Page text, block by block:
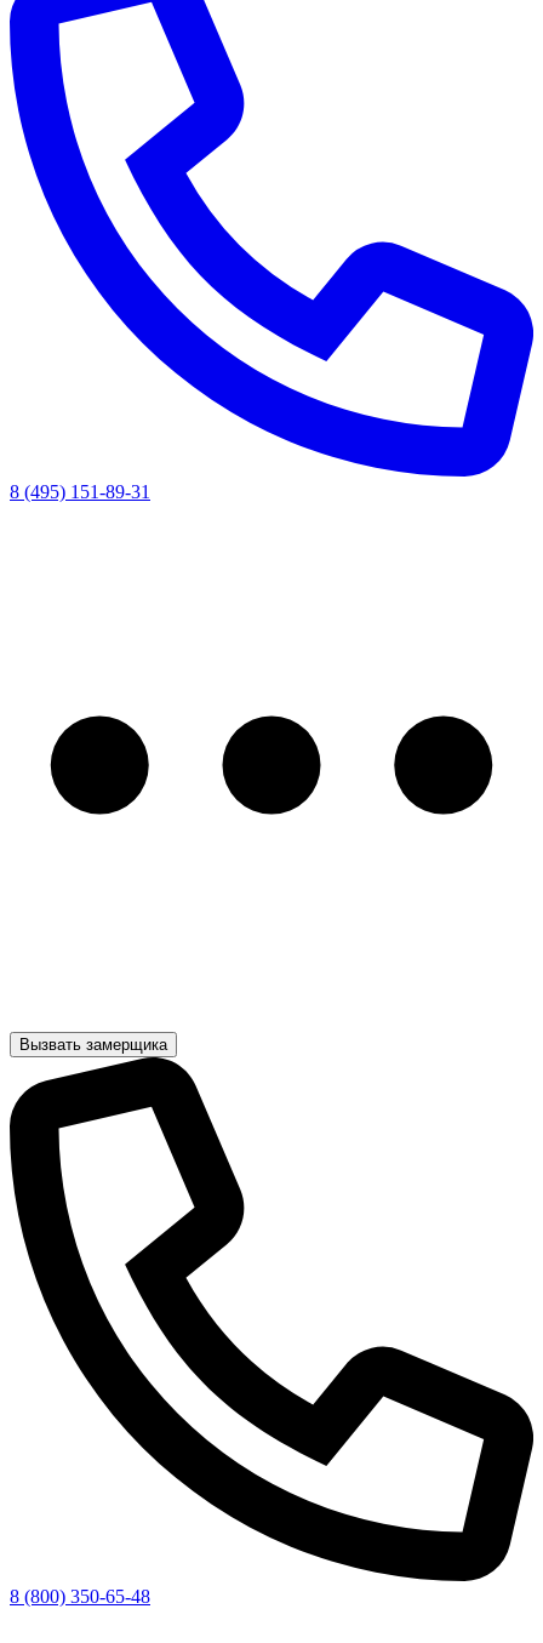
8 (495) 151-89-31
Вызвать замерщика
8 (800) 350-65-48